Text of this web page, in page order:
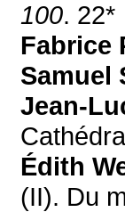
100. 22*
Fabrice
Samuel
Jean-
Édith
(II). Du